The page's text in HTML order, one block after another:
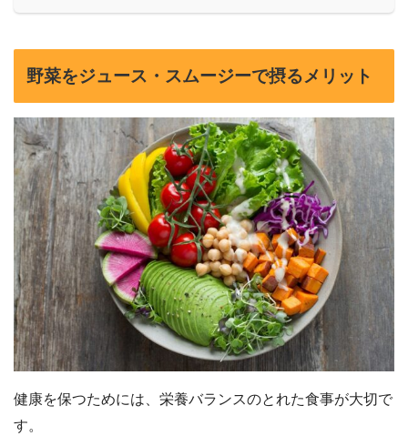
野菜をジュース・スムージーで摂るメリット
健康を保つためには、栄養バランスのとれた食事が大切で
す。